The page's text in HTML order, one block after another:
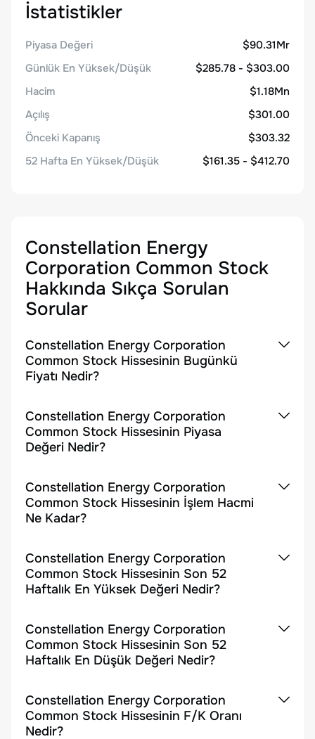
İstatistikler
Piyasa Değeri
$90.31Mr
Günlük En Yüksek/Düşük
$285.78 - $303.00
Hacim
$1.18Mn
Açılış
$301.00
Önceki Kapanış
$303.32
52 Hafta En Yüksek/Düşük
$161.35 - $412.70
Constellation Energy
Corporation Common Stock
Hakkında Sıkça Sorulan
Sorular
Constellation Energy Corporation
Common Stock Hissesinin Bugünkü
Fiyatı Nedir?
Constellation Energy Corporation
Common Stock Hissesinin Piyasa
Değeri Nedir?
Constellation Energy Corporation
Common Stock Hissesinin İşlem Hacmi
Ne Kadar?
Constellation Energy Corporation
Common Stock Hissesinin Son 52
Haftalık En Yüksek Değeri Nedir?
Constellation Energy Corporation
Common Stock Hissesinin Son 52
Haftalık En Düşük Değeri Nedir?
Constellation Energy Corporation
Common Stock Hissesinin F/K Oranı
Nedir?